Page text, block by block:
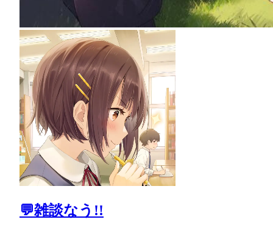
💬雑談なう!!